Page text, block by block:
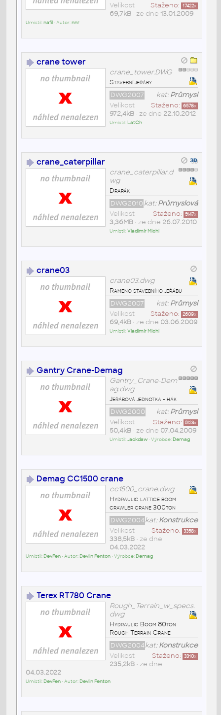
Staženo: 17422x
Velikost
69,7kB• ze dne 13.01.2009
Umístil:nafil • Autor:nnr
crane tower
crane_tower.DWG
Stavební jeřáby
kat:Průmysl
DWG2007
Staženo: 6578x
Velikost
972,4kB• ze dne 22.10.2012
Umístil: LatCh
crane_caterpillar
crane_caterpillar.d
wg
Drapák
kat:Průmyslová
DWG2010
Staženo: 5147x
Velikost
3,36MB• ze dne 26.07.2010
Umístil:Vladimír Michl
crane03
crane03.dwg
Rameno stavebního jeřábu
kat:Průmysl
DWG2007
Staženo: 2609x
Velikost
69,4kB• ze dne 03.06.2009
Umístil:Vladimír Michl
Gantry Crane-Demag
Gantry_Crane-Dem
ag.dwg
Jeřábová jednotka - hák
kat:Průmysl
DWG2000
Staženo: 5123x
Velikost
50,4kB• ze dne 07.04.2009
Umístil:Jackdaw• Výrobce: Demag
Demag CC1500 crane
cc1500_crane.dwg
Hydraulic lattice boom
crawler crane 300ton
kat:Konstrukce
DWG2004
Staženo: 3358x
Velikost
338,5kB• ze dne
04.03.2022
Umístil: DevFen• Autor: Devlin Fenton• Výrobce: Demag
Terex RT780 Crane
Rough_Terrain_w_specs.
dwg
Hydraulic Boom 80ton
Rough Terrain Crane
kat:Konstrukce
DWG2004
Staženo: 3310x
Velikost
235,2kB• ze dne
04.03.2022
Umístil: DevFen• Autor: Devlin Fenton